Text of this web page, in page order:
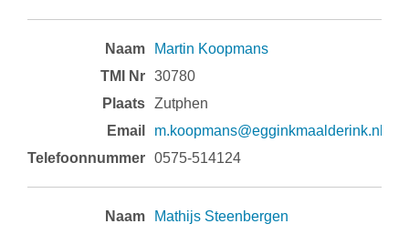
Martin Koopmans
30780
Zutphen
m.koopmans@egginkmaalderink.nl
0575-514124
Mathijs Steenbergen